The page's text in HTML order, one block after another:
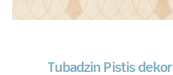
Tubadzin Pistis dekor